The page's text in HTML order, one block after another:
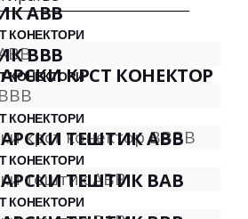
ABB
КОНЕКТОРИ
BBB
КОНЕКТОРИКРСТ КОНЕКТОР
КОНЕКТОРИ
ТЕШТИК ABB
КОНЕКТОРИ
ТЕШТИК BAB
КОНЕКТОРИ